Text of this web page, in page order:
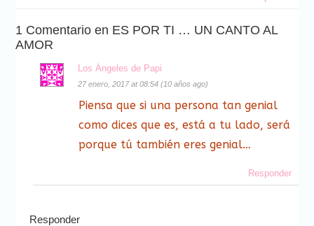
1 Comentario en ES POR TI … UN CANTO AL
AMOR
Los Ángeles de Papi
27 enero, 2017 at 08:54 (10 años ago)
Piensa que si una persona tan genial
como dices que es, está a tu lado, será
porque tú también eres genial…
Responder
Responder